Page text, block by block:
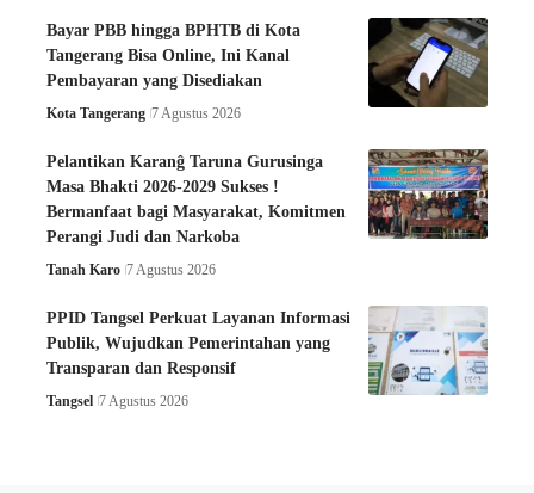
Bayar PBB hingga BPHTB di Kota
Tangerang Bisa Online, Ini Kanal
Pembayaran yang Disediakan
Kota Tangerang 7 Agustus 2026
Pelantikan Karanĝ Taruna Gurusinga
Masa Bhakti 2026-2029 Sukses !
Bermanfaat bagi Masyarakat, Komitmen
Perangi Judi dan Narkoba
Tanah Karo 7 Agustus 2026
PPID Tangsel Perkuat Layanan Informasi
Publik, Wujudkan Pemerintahan yang
Transparan dan Responsif
Tangsel 7 Agustus 2026